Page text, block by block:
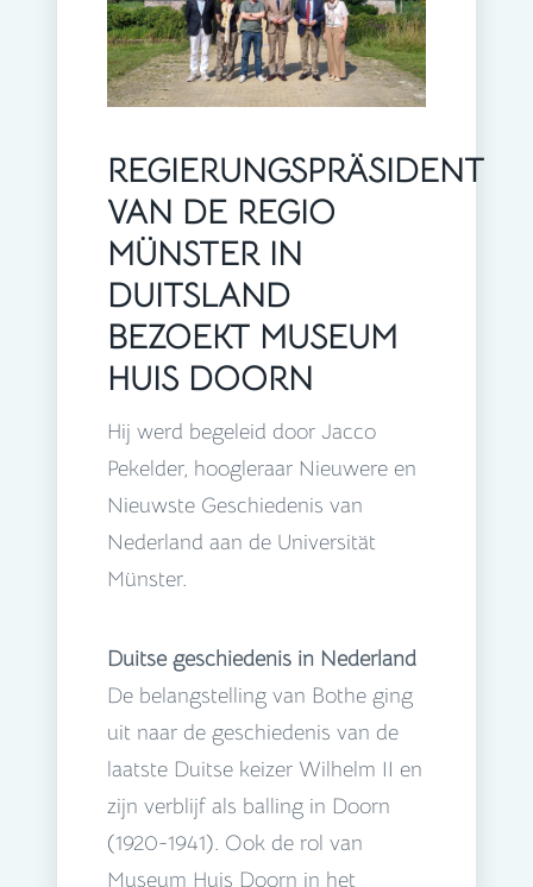
REGIERUNGSPRÄSIDENT
VAN DE REGIO
MÜNSTER IN
DUITSLAND
BEZOEKT MUSEUM
HUIS DOORN
Hij werd begeleid door Jacco
Pekelder, hoogleraar Nieuwere en
Nieuwste Geschiedenis van
Nederland aan de Universität
Münster.
Duitse geschiedenis in Nederland
De belangstelling van Bothe ging
uit naar de geschiedenis van de
laatste Duitse keizer Wilhelm II en
zijn verblijf als balling in Doorn
(1920-1941). Ook de rol van
Museum Huis Doorn in het